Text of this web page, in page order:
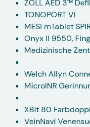
ZOLL AED 3™
TONOPORT VI
MESI mTablet
Onyx II 9550,
Medizinische
Welch Allyn
MicroINR
XBit 80
VeinNavi